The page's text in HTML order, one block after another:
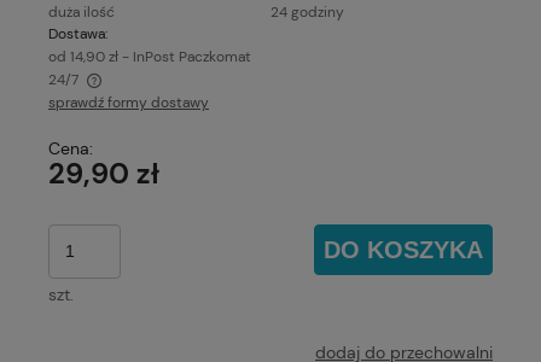
duża ilość
24 godziny
Dostawa:
od 14,90 zł - InPost Paczkomat
24/7
Cena nie zawiera ewentualnych kosztów płatności
sprawdź formy dostawy
Cena:
29,90 zł
szt.
DO KOSZYKA
dodaj do przechowalni